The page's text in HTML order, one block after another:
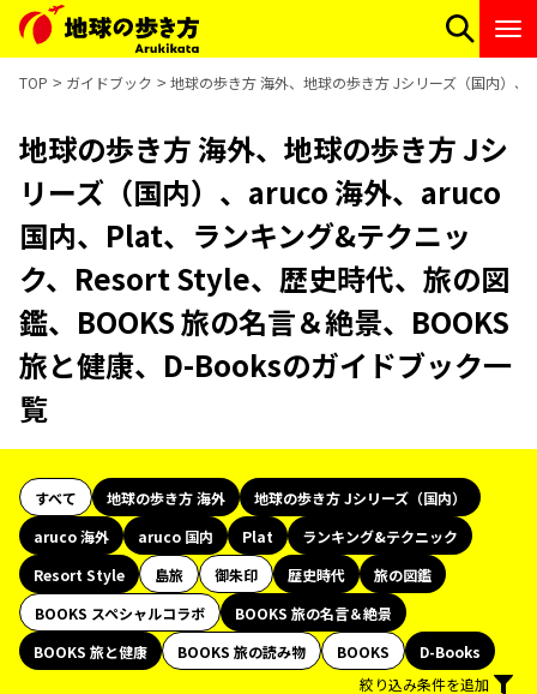
TOP ガイドブック 地球の歩き方 海外、地球の歩き方 Jシリーズ（国内）
地球の歩き方 海外、地球の歩き方 Jシ
リーズ（国内）、aruco 海外、aruco
国内、Plat、ランキング&テクニッ
ク、Resort Style、歴史時代、旅の図
鑑、BOOKS 旅の名言＆絶景、BOOKS
旅と健康、D-Booksのガイドブック一
覧
すべて 地球の歩き方 海外
地球の歩き方 Jシリーズ（国内）
aruco 海外
aruco 国内 Plat
ランキング&テクニック
Resort Style
島旅 御朱印 歴史時代
旅の図鑑
BOOKS スペシャルコラボ
BOOKS 旅の名言＆絶景
BOOKS 旅と健康
BOOKS 旅の読み物 BOOKS
D-Books
絞り込み条件を追加